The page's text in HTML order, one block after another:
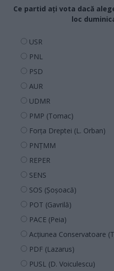
Ce partid ați vota dacă
loc
USR
PNL
PSD
AUR
UDMR
PMP (Tomac)
Forța Dreptei (L. Orban)
PNȚMM
REPER
SENS
SOS (Șoșoacă)
POT (Gavrilă)
PACE (Peia)
Acțiunea Conservatoare
PDF (Lazarus)
PUSL (D. Voiculescu)